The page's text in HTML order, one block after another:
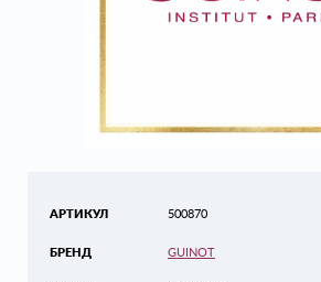
АРТИКУЛ
БРЕНД
500870
GUINOT